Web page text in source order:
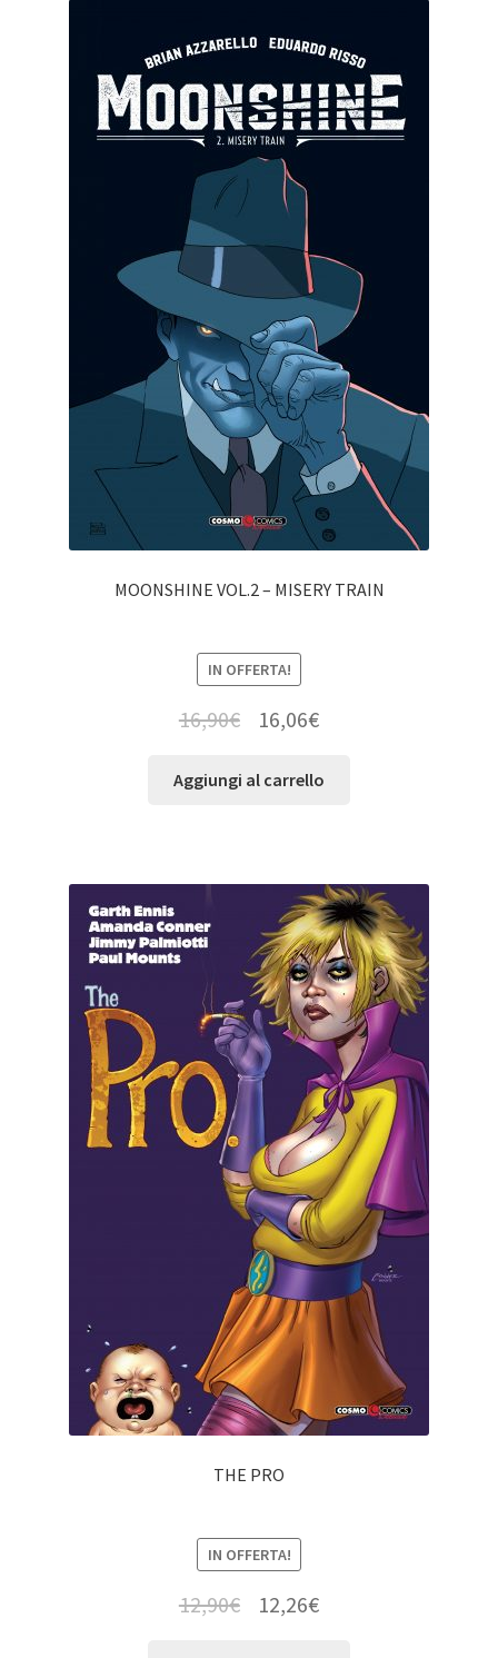
MOONSHINE VOL.2 – MISERY TRAIN
IN OFFERTA!
16,90€ 16,06€
Aggiungi al carrello
THE PRO
IN OFFERTA!
12,90€ 12,26€